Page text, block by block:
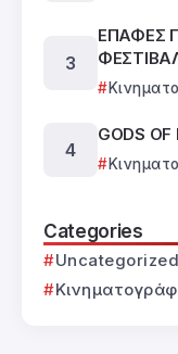
ΕΠΑΦΕΣ
GODS OF
Categories
Uncategorized